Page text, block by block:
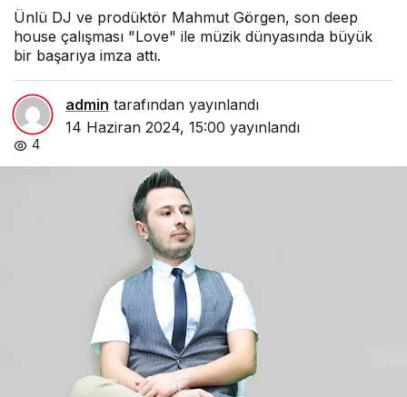
Ünlü DJ ve prodüktör Mahmut Görgen, son deep
house çalışması "Love" ile müzik dünyasında büyük
bir başarıya imza attı.
admin tarafından yayınlandı
14 Haziran 2024, 15:00 yayınlandı
4